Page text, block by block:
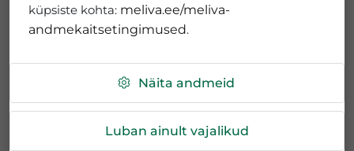
küpsiste kohta: meliva.ee/meliva-
andmekaitsetingimused.
Näita andmeid
Luban ainult vajalikud